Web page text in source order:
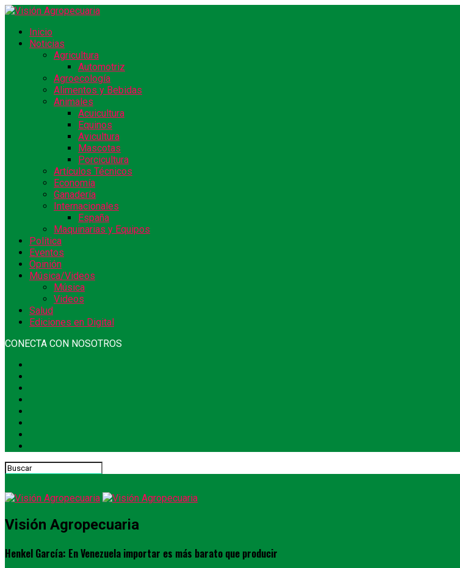
Inicio
Noticias
Agricultura
Automotriz
Agroecología
Alimentos y Bebidas
Animales
Acuicultura
Equinos
Avicultura
Mascotas
Porcicultura
Artículos Técnicos
Economía
Ganadería
Internacionales
España
Maquinarias y Equipos
Política
Eventos
Opinión
Música/Videos
Música
Videos
Salud
Ediciones en Digital
CONECTA CON NOSOTROS
Visión Agropecuaria
Henkel García: En Venezuela importar es más barato que producir